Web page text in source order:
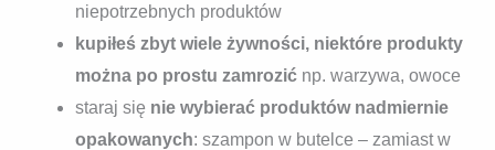
niepotrzebnych produktów
kupiłeś zbyt wiele żywności, niektóre produkty
można po prostu zamrozić np. warzywa, owoce
staraj się nie wybierać produktów nadmiernie
opakowanych: szampon w butelce – zamiast w